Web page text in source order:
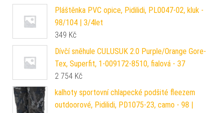
Pláštěnka PVC opice, Pidilidi, PL0047-02, kluk -
98/104 | 3/4let
349 Kč
Dívčí sněhule CULUSUK 2.0 Purple/Orange Gore-
Tex, Superfit, 1-009172-8510, fialová - 37
2 754 Kč
kalhoty sportovní chlapecké podšité fleezem
outdoorové, Pidilidi, PD1075-23, camo - 98 |